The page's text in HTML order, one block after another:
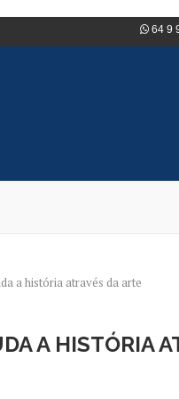
64 9
a história através da arte
A HISTÓRIA